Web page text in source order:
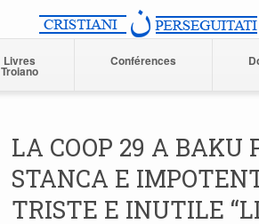
Livres
Troiano
Conférences
LA COOP 29 A BAKU
STANCA E
TRISTE E INUTILE